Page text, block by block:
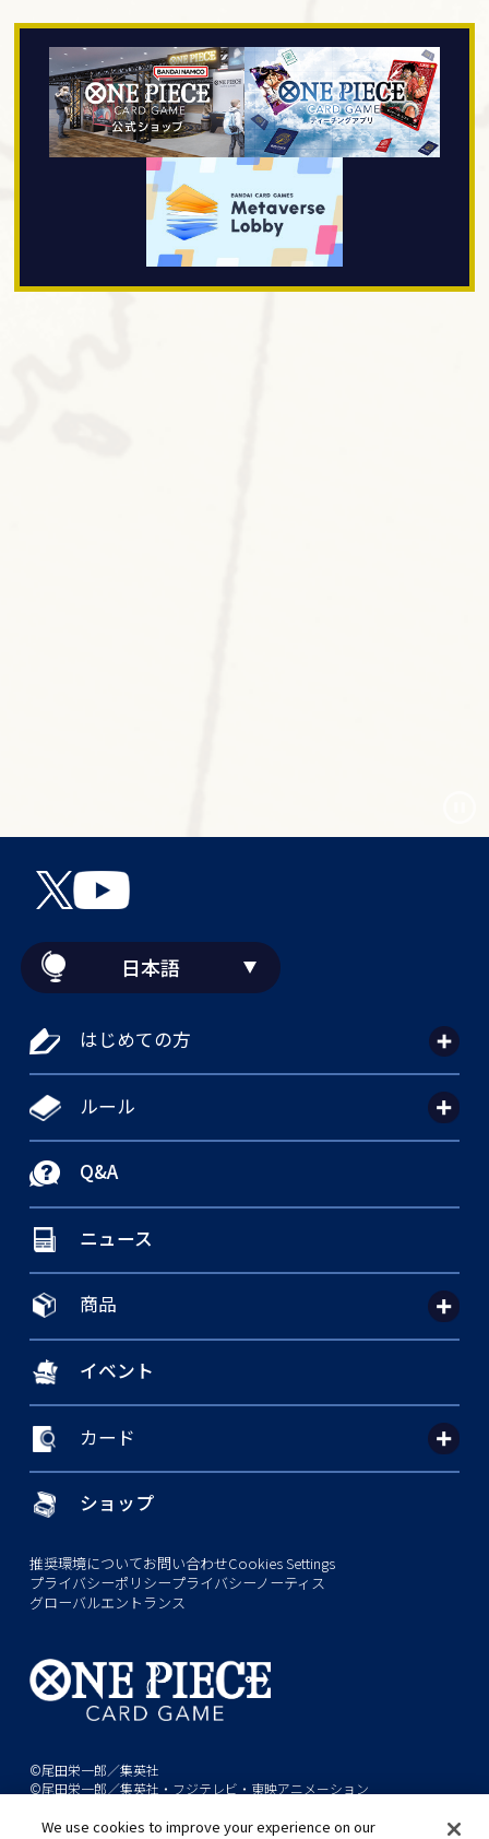
日本語
はじめての方
ルール
Q&A
ニュース
商品
イベント
カード
ショップ
推奨環境についてお問い合わせCookies Settings
プライバシーポリシープライバシーノーティス
グローバルエントランス
©尾田栄一郎／集英社
©尾田栄一郎／集英社・フジテレビ・東映アニメーション
We use cookies to improve your experience on our